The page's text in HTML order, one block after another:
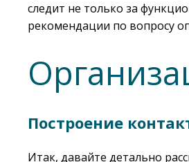
следит не только за
рекомендации по вопросу
Построение
Итак, давайте детально